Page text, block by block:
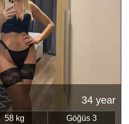
34 year
58 kg Göğüs 3